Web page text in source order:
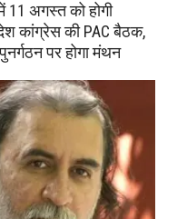
11 अगस्त को होगी
कांग्रेस की PAC बैठक,
पर होगा मंथन